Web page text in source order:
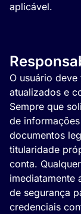
aplicável.
O usuário
atualizados e
Sempre que
de
documentos
titularidade
conta.
imediatamente
de segurança
credenciais